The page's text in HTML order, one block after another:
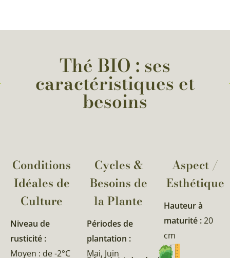
Thé BIO : ses
caractéristiques et
besoins
Conditions
Idéales de
Culture
Niveau de
rusticité :
Moyen : de -2°C
Cycles &
Besoins de
la Plante​
Périodes de
plantation :
Mai, Juin
Aspect /
Esthétique
Hauteur à
maturité :20
cm